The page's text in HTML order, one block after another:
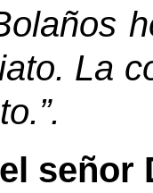
La
señor